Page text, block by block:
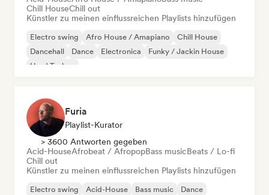
Chill HouseChill out
Künstler zu meinen einflussreichen Playlists hinzufügen
Electro swing Afro House / Amapiano
Chill House
Dancehall
Dance Electronica
Funky / Jackin House
Hard Techno
Furia
Playlist-Kurator
> 3600 Antworten gegeben
Acid-HouseAfrobeat / AfropopBass musicBeats / Lo-fi
Chill out
Künstler zu meinen einflussreichen Playlists hinzufügen
Electro swing Acid-House Bass music
Dance